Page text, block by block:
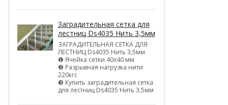
Заградительная сетка для
лестниц Ds4035 Нить 3,5мм
ЗАГРАДИТЕЛЬНАЯ СЕТКА ДЛЯ
ЛЕСТНИЦ Ds4035 Нить 3,5мм
❶ Ячейка сетки 40х40 мм
❷ Разрывная нагрузка нити
220кгс
❸ Купить заградительная сетка
для лестниц Ds4035 Нить 3,5мм